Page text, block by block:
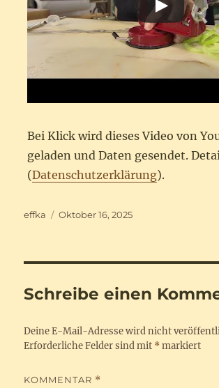
Bei Klick wird dieses Video von
geladen und Daten gesendet.
(Datenschutzerklärung).
Autor
effka
Veröffentlicht
Oktober 16, 2025
Schreibe einen
Deine E-Mail-Adresse wird nicht
Erforderliche Felder sind mit * markiert
KOMMENTAR *